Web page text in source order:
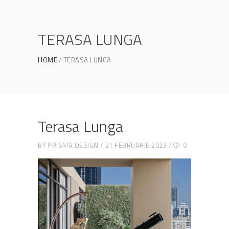
TERASA LUNGA
HOME TERASA LUNGA
Terasa Lunga
BY PRISMA DESIGN 21 FEBRUARIE 2023 0